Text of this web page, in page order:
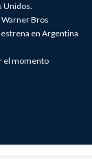
Unidos.
Warner Bros
estrena en Argentina
el momento